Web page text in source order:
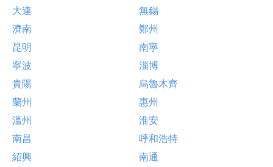
大連
無錫
濟南
鄭州
昆明
南寧
寧波
淄博
貴陽
烏魯木齊
蘭州
惠州
溫州
淮安
南昌
呼和浩特
紹興
南通